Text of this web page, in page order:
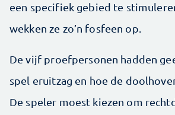
een specifiek gebied te
wekken ze zo’n fosfeen op.
De vijf proefpersonen hadden
spel eruitzag en hoe de
De speler moest kiezen om